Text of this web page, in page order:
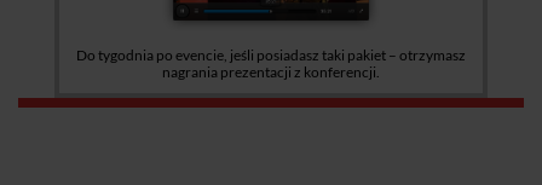
Do tygodnia po evencie, jeśli posiadasz taki pakiet – otrzymasz
nagrania prezentacji z konferencji.